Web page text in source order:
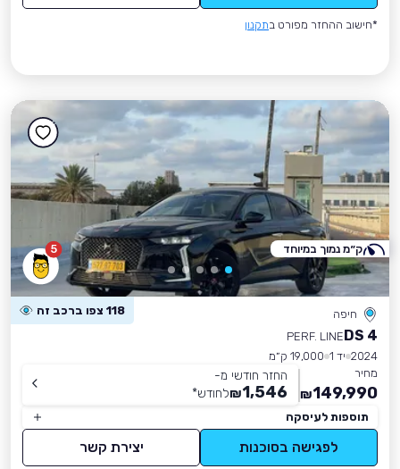
*חישוב ההחזר מפורט בתקנון
5
חיפה 118 צפו ברכב זה
DS 4
PERF. LINE
2024 יד 1
19,000 ק״מ
מחיר
149,990
₪
החזר חודשי מ-
1,546
₪לחודש*
תוספות לעיסקה
לפגישה בסוכנות יצירת קשר
ק״מ נמוך במיוחד